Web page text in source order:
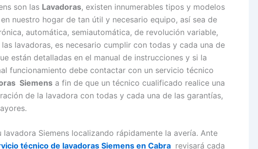
son las Lavadoras, existen innumerables tipos y modelos
nuestro hogar de tan útil y necesario equipo, así sea de
automática, semiautomática, de revolución variable,
lavadoras, es necesario cumplir con todas y cada una de
están detalladas en el manual de instrucciones y si la
funcionamiento debe contactar con un servicio técnico
Siemens a fin de que un técnico cualificado realice una
de la lavadora con todas y cada una de las garantías,
Siemens localizando rápidamente la avería. Ante
técnico de lavadoras Siemens en Cabra revisará cada